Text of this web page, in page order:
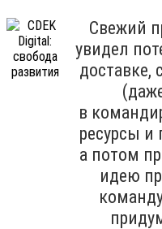
Свежий
увидел
доставке,
в
ресурсы
а потом
идею